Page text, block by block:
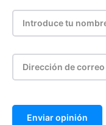
Enviar opinión